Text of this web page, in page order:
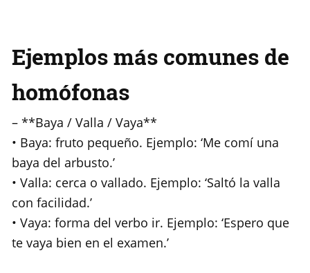
Ejemplos más comunes de
homófonas
– **Baya / Valla / Vaya**
• Baya: fruto pequeño. Ejemplo: ‘Me comí una
baya del arbusto.’
• Valla: cerca o vallado. Ejemplo: ‘Saltó la valla
con facilidad.’
• Vaya: forma del verbo ir. Ejemplo: ‘Espero que
te vaya bien en el examen.’